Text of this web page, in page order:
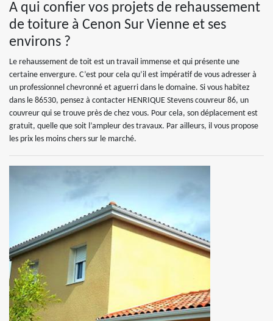
A qui confier vos projets de rehaussement
de toiture à Cenon Sur Vienne et ses
environs ?
Le rehaussement de toit est un travail immense et qui présente une
certaine envergure. C’est pour cela qu’il est impératif de vous adresser à
un professionnel chevronné et aguerri dans le domaine. Si vous habitez
dans le 86530, pensez à contacter HENRIQUE Stevens couvreur 86, un
couvreur qui se trouve près de chez vous. Pour cela, son déplacement est
gratuit, quelle que soit l’ampleur des travaux. Par ailleurs, il vous propose
les prix les moins chers sur le marché.